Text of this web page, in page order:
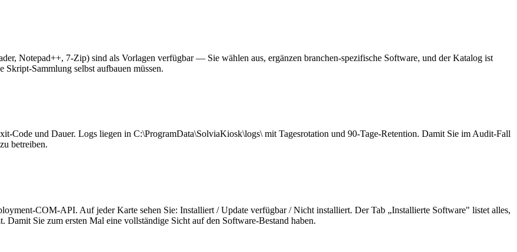
Notepad++, 7-Zip) sind als Vorlagen verfügbar — Sie wählen aus, ergänzen branchen-spezifische Software, und der Katalog ist
Sammlung selbst aufbauen müssen.
Code und Dauer. Logs liegen in C:\ProgramData\SolviaKiosk\logs\ mit Tagesrotation und 90-Tage-Retention. Damit Sie im Audit-Fall
betreiben.
COM-API. Auf jeder Karte sehen Sie: Installiert / Update verfügbar / Nicht installiert. Der Tab „Installierte Software" listet alles,
Sie zum ersten Mal eine vollständige Sicht auf den Software-Bestand haben.